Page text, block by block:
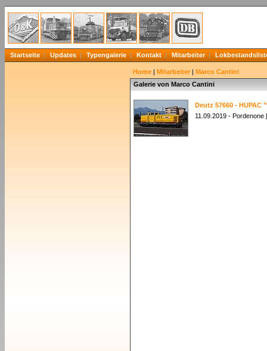
Startseite Updates Typengalerie Kontakt Mitarbeiter
Home | Mitarbeiter | Marco Cantini
Galerie von Marco Cantini
Deutz 57660 - HUPAC
11.09.2019 - Pordenone